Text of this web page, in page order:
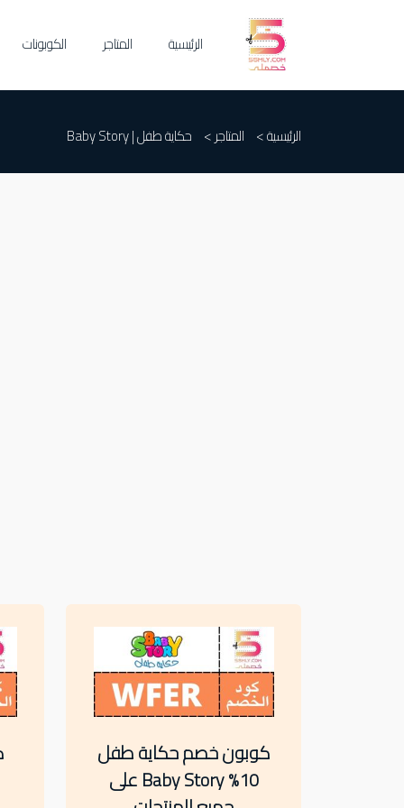
الرئيسية المتاجر الكوبونات
الرئيسية > المتاجر > حكاية طفل | Baby Story
كوبون خصم حكاية طفل
10% Baby Story على